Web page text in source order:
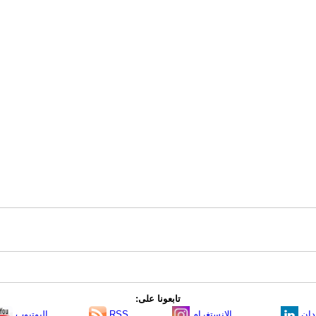
تابعونا على: